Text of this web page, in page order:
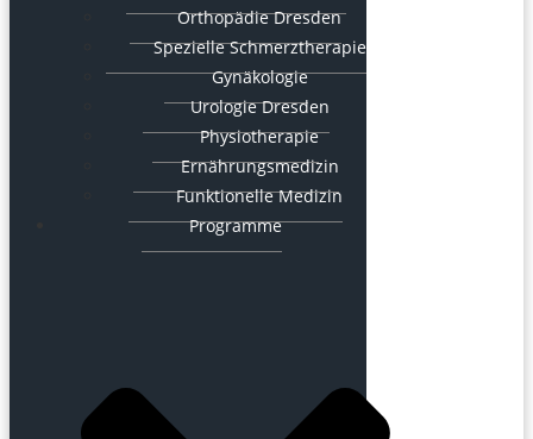
Orthopädie Dresden
Spezielle Schmerztherapie
Gynäkologie
Urologie Dresden
Physiotherapie
Ernährungsmedizin
Funktionelle Medizin
Programme